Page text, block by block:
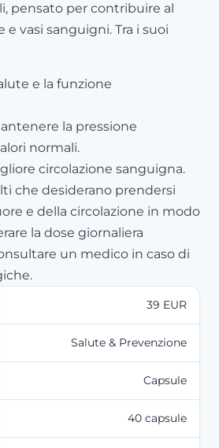
pensato per contribuire al
e vasi sanguigni. Tra i suoi
e la funzione
la pressione
normali.
circolazione sanguigna.
che desiderano prendersi
e della circolazione in modo
la dose giornaliera
un medico in caso di
39 EUR
Salute & Prevenzione
Capsule
40 capsule